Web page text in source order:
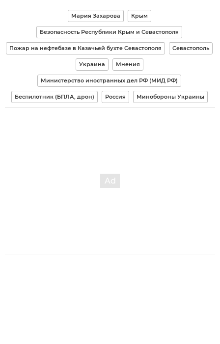
Мария Захарова Крым
Безопасность Республики Крым и Севастополя
Пожар на нефтебазе в Казачьей бухте Севастополя Севастополь
Украина Мнения
Министерство иностранных дел РФ (МИД РФ)
Беспилотник (БПЛА, дрон) Россия Минобороны Украины